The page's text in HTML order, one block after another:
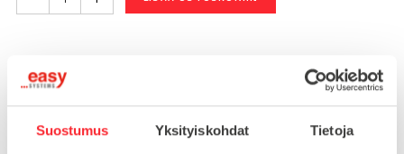
Suostumus Yksityiskohdat Tietoja
Toimitusaika 7-10 arkipäivää
Pikatoimitus mahdollinen, kysy myynnistämme.
Toimituskulut 25€ kun lähetyksen pituus alle 1900mm.